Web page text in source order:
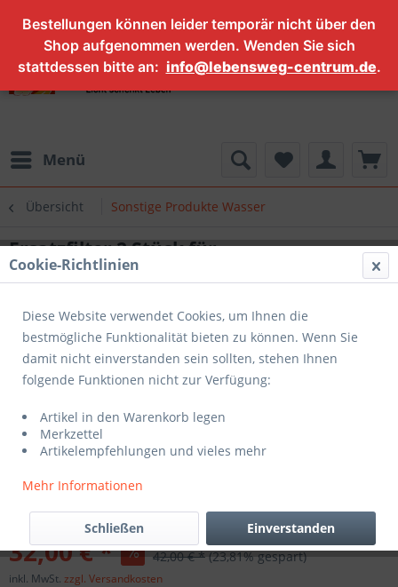
Bestellungen können leider temporär nicht über den
Shop aufgenommen werden. Wenden Sie sich
stattdessen bitte an: info@lebensweg-centrum.de.
Menü
Übersicht Sonstige Produkte Wasser
Ersatzfilter 2 Stück für
Filterwasserflasche Water Vitalis
32,00 € * 42,00 € * (23,81% gespart)
inkl. MwSt. zzgl. Versandkosten
Cookie-Richtlinien
Diese Website verwendet Cookies, um Ihnen die
bestmögliche Funktionalität bieten zu können. Wenn Sie
damit nicht einverstanden sein sollten, stehen Ihnen
folgende Funktionen nicht zur Verfügung:
Artikel in den Warenkorb legen
Merkzettel
Artikelempfehlungen und vieles mehr
Mehr Informationen
Einverstanden
Schließen